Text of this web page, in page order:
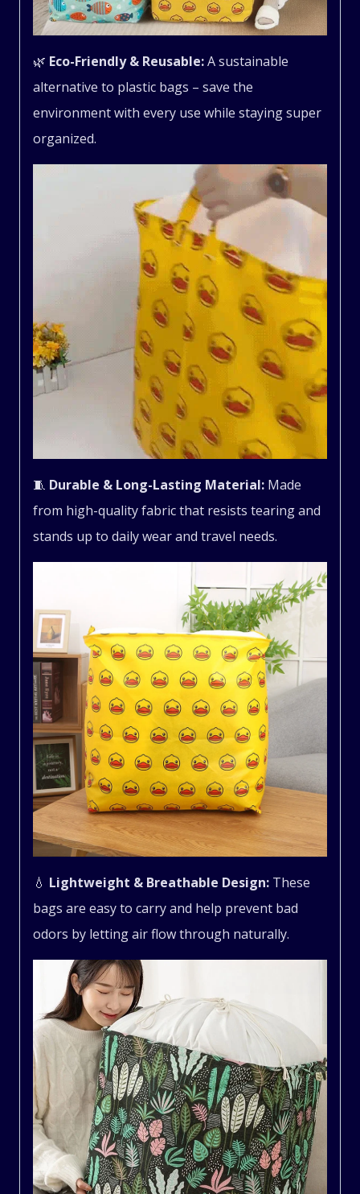
🌿 Eco-Friendly & Reusable:A sustainable
alternative to plastic bags – save the
environment with every use while staying super
organized.
🧵 Durable & Long-Lasting Material: Made
from high-quality fabric that resists tearing and
stands up to daily wear and travel needs.
💧 Lightweight & Breathable Design: These
bags are easy to carry and help prevent bad
odors by letting air flow through naturally.